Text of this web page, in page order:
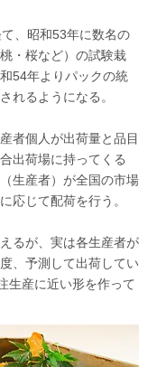
、昭和53年に数名の
・桜など）の試験栽
54年よりパックの統
れるようになる。
者個人が出荷量と品目
出荷場に持ってくる
生産者）が全国の市場
応じて配荷を行う。
るが、実は各生産者が
、予測して出荷してい
生産に近い形を作って